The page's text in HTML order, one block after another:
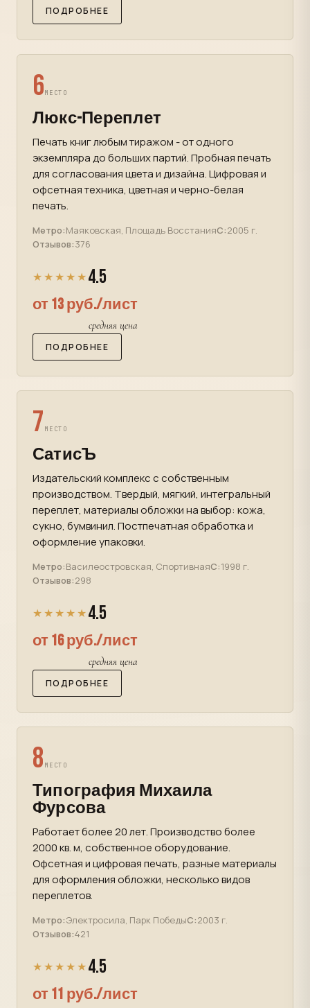
ПОДРОБНЕЕ
6МЕСТО
Люкс-Переплет
Печать книг любым тиражом - от одного
экземпляра до больших партий. Пробная печать
для согласования цвета и дизайна. Цифровая и
офсетная техника, цветная и черно-белая
печать.
Метро:Маяковская, Площадь ВосстанияС:2005 г.
Отзывов:376
★★★★★ 4.5
от 13 руб./лист
средняя цена
ПОДРОБНЕЕ
7 МЕСТО
СатисЪ
Издательский комплекс с собственным
производством. Твердый, мягкий, интегральный
переплет, материалы обложки на выбор: кожа,
сукно, бумвинил. Постпечатная обработка и
оформление упаковки.
Метро:Василеостровская, СпортивнаяС:1998 г.
Отзывов:298
★★★★★ 4.5
от 16 руб./лист
средняя цена
ПОДРОБНЕЕ
8 МЕСТО
Типография Михаила
Фурсова
Работает более 20 лет. Производство более
2000 кв. м, собственное оборудование.
Офсетная и цифровая печать, разные материалы
для оформления обложки, несколько видов
переплетов.
Метро:Электросила, Парк ПобедыС:2003 г.
Отзывов:421
★★★★★ 4.5
от 11 руб./лист